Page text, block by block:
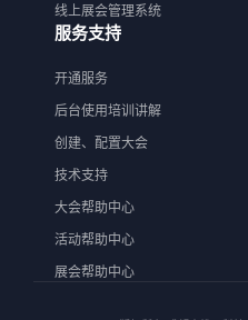
线上展会管理系统
服务支持
开通服务
后台使用培训讲解
创建、配置大会
技术支持
大会帮助中心
活动帮助中心
展会帮助中心